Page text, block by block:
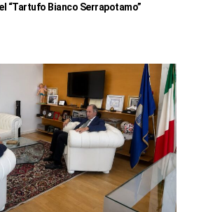
“Tartufo Bianco Serrapotamo”